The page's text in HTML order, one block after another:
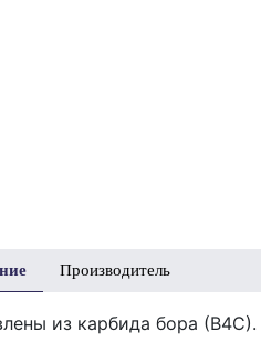
Производитель
из карбида бора (В4С).